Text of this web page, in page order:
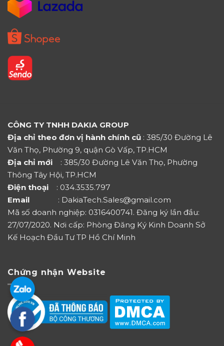
CÔNG TY TNHH DAKIA GROUP
Địa chỉ theo đơn vị hành chính cũ : 385/30 Đường Lê
Văn Thọ, Phường 9, quận Gò Vấp, TP.HCM
Địa chỉ mới
: 385/30 Đường Lê Văn Thọ, Phường
Thông Tây Hội, TP.HCM
Điện thoại : 034.3535.797
Email : DakiaTech.Sales@gmail.com
Mã số doanh nghiệp: 0316400741. Đăng ký lần đầu:
27/07/2020. Nơi cấp: Phòng Đăng Ký Kinh Doanh Sở
Kế Hoạch Đầu Tư TP Hồ Chí Minh
Chứng nhận Website